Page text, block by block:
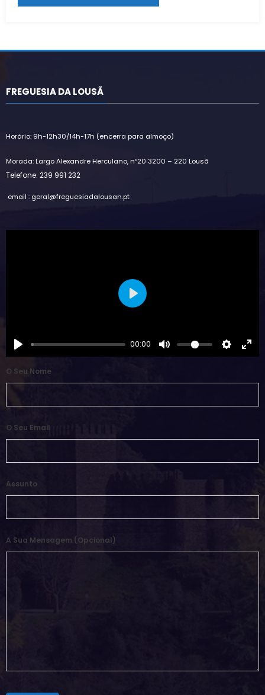
FREGUESIA DA LOUSÃ
Horário: 9h-12h30/14h-17h (encerra para almoço)
Morada: Largo Alexandre Herculano, nº20 3200 – 220 Lousã
Telefone: 239 991 232
email : geral@freguesiadalousan.pt
00:00
Play
O Seu Nome
O Seu Email
Assunto
A Sua Mensagem (opcional)